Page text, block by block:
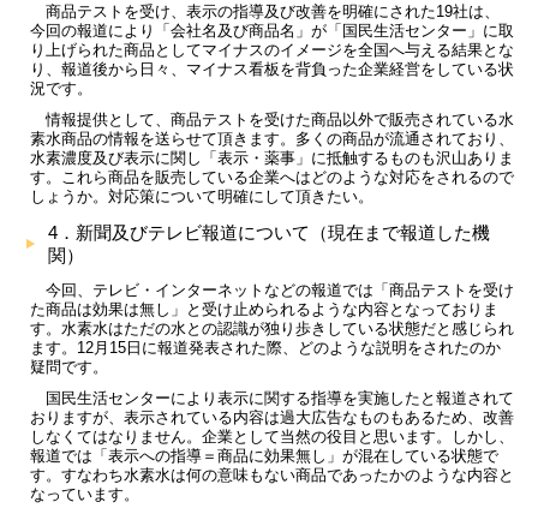
商品テストを受け、表示の指導及び改善を明確にされた19社は、
今回の報道により「会社名及び商品名」が「国民生活センター」に取
り上げられた商品としてマイナスのイメージを全国へ与える結果とな
り、報道後から日々、マイナス看板を背負った企業経営をしている状
況です。
情報提供として、商品テストを受けた商品以外で販売されている水
素水商品の情報を送らせて頂きます。多くの商品が流通されており、
水素濃度及び表示に関し「表示・薬事」に抵触するものも沢山ありま
す。これら商品を販売している企業へはどのような対応をされるので
しょうか。対応策について明確にして頂きたい。
4．新聞及びテレビ報道について（現在まで報道した機
関）
今回、テレビ・インターネットなどの報道では「商品テストを受け
た商品は効果は無し」と受け止められるような内容となっておりま
す。水素水はただの水との認識が独り歩きしている状態だと感じられ
ます。12月15日に報道発表された際、どのような説明をされたのか
疑問です。
国民生活センターにより表示に関する指導を実施したと報道されて
おりますが、表示されている内容は過大広告なものもあるため、改善
しなくてはなりません。企業として当然の役目と思います。しかし、
報道では「表示への指導＝商品に効果無し」が混在している状態で
す。すなわち水素水は何の意味もない商品であったかのような内容と
なっています。